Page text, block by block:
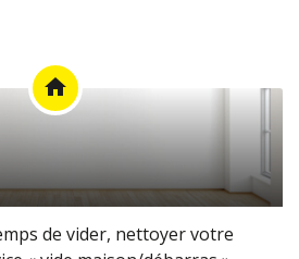
home
de vider, nettoyer votre